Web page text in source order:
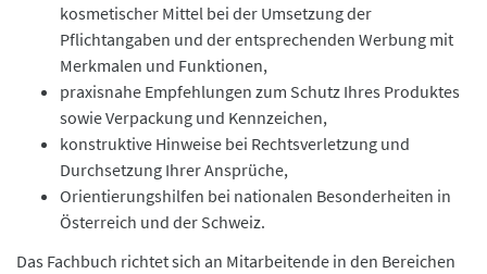
kosmetischer Mittel bei der Umsetzung der
Pflichtangaben und der entsprechenden Werbung mit
Merkmalen und Funktionen,
praxisnahe Empfehlungen zum Schutz Ihres Produktes
sowie Verpackung und Kennzeichen,
konstruktive Hinweise bei Rechtsverletzung und
Durchsetzung Ihrer Ansprüche,
Orientierungshilfen bei nationalen Besonderheiten in
Österreich und der Schweiz.
Das Fachbuch richtet sich an Mitarbeitende in den Bereichen